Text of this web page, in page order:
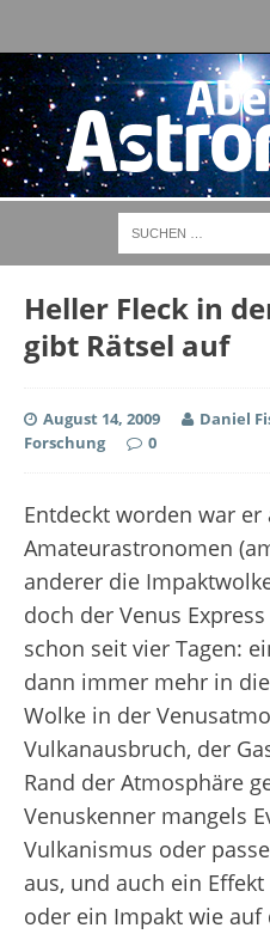
Heller Fleck in
gibt Rätsel auf
August 14, 2009 Daniel
Forschung
0
Entdeckt worden war
Amateurastronomen
anderer die
doch der Venus
schon seit vier Tagen:
dann immer mehr in
Wolke in der
Vulkanausbruch, der
Rand der Atmosphäre
Venuskenner mangels
Vulkanismus oder
aus, und auch ein
oder ein Impakt wie auf